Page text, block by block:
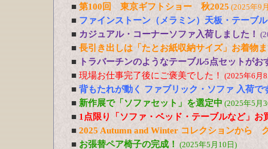
■ 第100回 東京ギフトショー 秋2025 (2025年9
■ ファインストーン（メラミン）天板・テーブ
■ カジュアル・コーナーソファ入荷しました！
■ 長引き出しは「たとお紙収納サイズ」お着物
■
トラバーチンのようなテーブル5点セットが
■ 現場お仕事完了後にご褒美でした！ (2025年6月
■ 背もたれが動く ファブリック・ソファ 入荷で
■ 新作展で「ソファセット」を選定中 (2025年5月
■ 1点限り「ソファ・ベッド・テーブルなど」お
■ 2025 Autumn and Winter コレクションから
■ お張替ペア椅子の完成！ (2025年5月10日)